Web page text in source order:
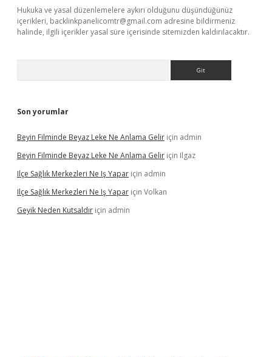
Hukuka ve yasal düzenlemelere aykırı olduğunu düşündüğünüz
içerikleri, backlinkpanelicomtr@gmail.com adresine bildirmeniz
halinde, ilgili içerikler yasal süre içerisinde sitemizden kaldırılacaktır.
Son yorumlar
Beyin Filminde Beyaz Leke Ne Anlama Gelir için admin
Beyin Filminde Beyaz Leke Ne Anlama Gelir için Ilgaz
Ilçe Sağlık Merkezleri Ne Iş Yapar için admin
Ilçe Sağlık Merkezleri Ne Iş Yapar için Volkan
Geyik Neden Kutsaldır için admin